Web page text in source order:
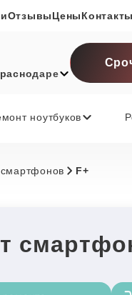
ОтзывыЦеныКонтакты
ноутбуков
F+